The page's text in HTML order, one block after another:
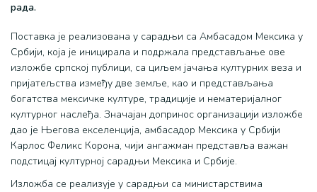
рада.
Поставка је реализована у сарадњи са Амбасадом Мексика у
Србији, која је иницирала и подржала представљање ове
изложбе српској публици, са циљем јачања културних веза и
пријатељства између две земље, као и представљања
богатства мексичке културе, традиције и нематеријалног
културног наслеђа. Значајан допринос организацији изложбе
дао је Његова екселенција, амбасадор Мексика у Србији
Карлос Феликс Корона, чији ангажман представља важан
подстицај културној сарадњи Мексика и Србије.
Изложба се реализује у сарадњи са министарствима